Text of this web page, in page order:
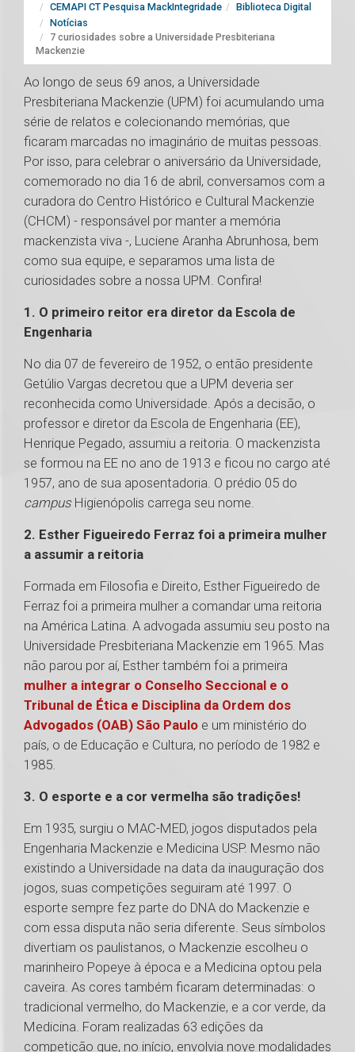
CEMAPI CT Pesquisa MackIntegridade
Biblioteca Digital
Notícias
7 curiosidades sobre a Universidade Presbiteriana
Mackenzie
Ao longo de seus 69 anos, a Universidade
Presbiteriana Mackenzie (UPM) foi acumulando uma
série de relatos e colecionando memórias, que
ficaram marcadas no imaginário de muitas pessoas.
Por isso, para celebrar o aniversário da Universidade,
comemorado no dia 16 de abril, conversamos com a
curadora do Centro Histórico e Cultural Mackenzie
(CHCM) - responsável por manter a memória
mackenzista viva -, Luciene Aranha Abrunhosa, bem
como sua equipe, e separamos uma lista de
curiosidades sobre a nossa UPM. Confira!
1. O primeiro reitor era diretor da Escola de
Engenharia
No dia 07 de fevereiro de 1952, o então presidente
Getúlio Vargas decretou que a UPM deveria ser
reconhecida como Universidade. Após a decisão, o
professor e diretor da Escola de Engenharia (EE),
Henrique Pegado, assumiu a reitoria. O mackenzista
se formou na EE no ano de 1913 e ficou no cargo até
1957, ano de sua aposentadoria. O prédio 05 do
campus Higienópolis carrega seu nome.
2. Esther Figueiredo Ferraz foi a primeira mulher
a assumir a reitoria
Formada em Filosofia e Direito, Esther Figueiredo de
Ferraz foi a primeira mulher a comandar uma reitoria
na América Latina. A advogada assumiu seu posto na
Universidade Presbiteriana Mackenzie em 1965. Mas
não parou por aí, Esther também foi a primeira
mulher a integrar o Conselho Seccional e o
Tribunal de Ética e Disciplina da Ordem dos
Advogados (OAB) São Paulo e um ministério do
país, o de Educação e Cultura, no período de 1982 e
1985.
3. O esporte e a cor vermelha são tradições!
Em 1935, surgiu o MAC-MED, jogos disputados pela
Engenharia Mackenzie e Medicina USP. Mesmo não
existindo a Universidade na data da inauguração dos
jogos, suas competições seguiram até 1997. O
esporte sempre fez parte do DNA do Mackenzie e
com essa disputa não seria diferente. Seus símbolos
divertiam os paulistanos, o Mackenzie escolheu o
marinheiro Popeye à época e a Medicina optou pela
caveira. As cores também ficaram determinadas: o
tradicional vermelho, do Mackenzie, e a cor verde, da
Medicina. Foram realizadas 63 edições da
competição que, no início, envolvia nove modalidades